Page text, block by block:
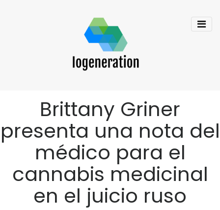
Brittany Griner
presenta una nota del
médico para el
cannabis medicinal
en el juicio ruso